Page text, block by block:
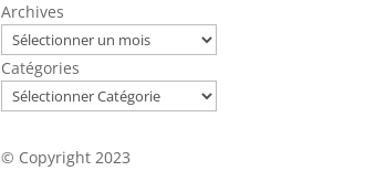
Archives
Catégories
© Copyright 2023